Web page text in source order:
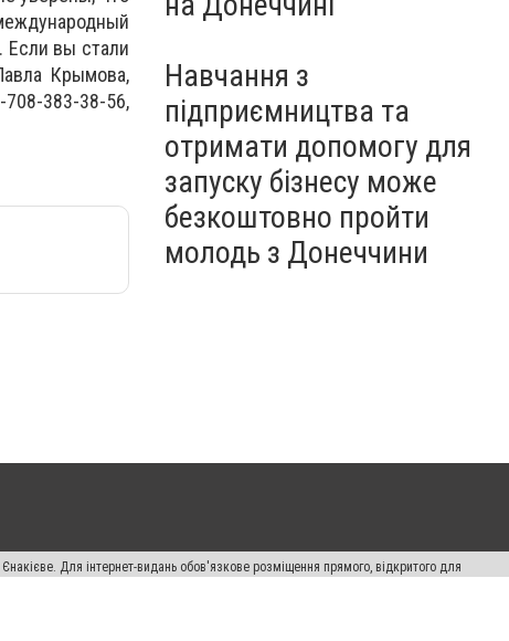
Если вы стали
Крымова,
383-38-56,
Навчання з
підприємництва та
отримати допомогу для
запуску бізнесу може
безкоштовно пройти
молодь з Донеччини
Для інтернет-видань обов'язкове розміщення прямого, відкритого для